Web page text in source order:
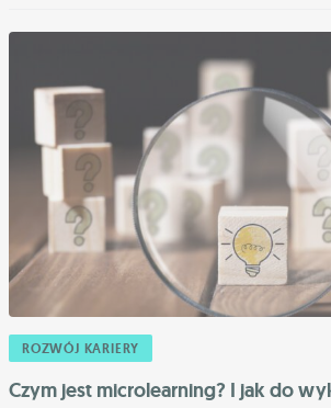
ROZWÓJ KARIERY
Czym jest microlearning? I jak do